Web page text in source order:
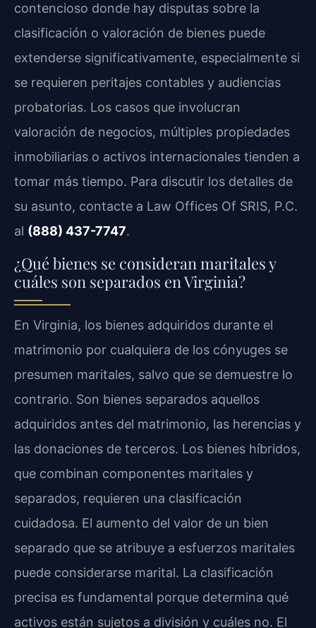
contencioso donde hay disputas sobre la
clasificación o valoración de bienes puede
extenderse significativamente, especialmente si
se requieren peritajes contables y audiencias
probatorias. Los casos que involucran
valoración de negocios, múltiples propiedades
inmobiliarias o activos internacionales tienden a
tomar más tiempo. Para discutir los detalles de
su asunto, contacte a Law Offices Of SRIS, P.C.
al (888) 437-7747.
¿Qué bienes se consideran maritales y
cuáles son separados en Virginia?
En Virginia, los bienes adquiridos durante el
matrimonio por cualquiera de los cónyuges se
presumen maritales, salvo que se demuestre lo
contrario. Son bienes separados aquellos
adquiridos antes del matrimonio, las herencias y
las donaciones de terceros. Los bienes híbridos,
que combinan componentes maritales y
separados, requieren una clasificación
cuidadosa. El aumento del valor de un bien
separado que se atribuye a esfuerzos maritales
puede considerarse marital. La clasificación
precisa es fundamental porque determina qué
activos están sujetos a división y cuáles no. El